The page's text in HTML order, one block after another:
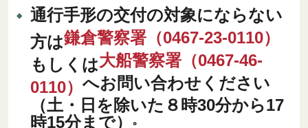
通行手形の交付の対象にならない
方は鎌倉警察署（0467-23-0110）
もしくは大船警察署（0467-46-
0110） へお問い合わせください
（土・日を除いた８時30分から17
時15分まで） 。